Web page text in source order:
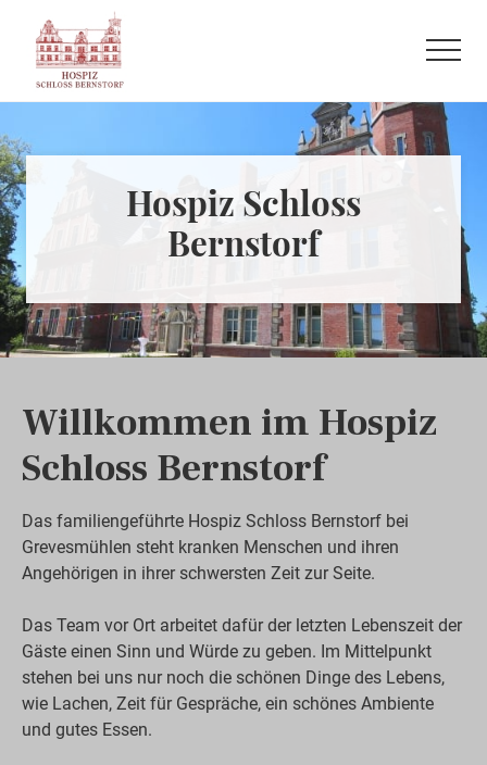
Menu
main
content
primary
sidebar
Refugium
der
letzten
Reise
Menu
Hospiz Schloss
Bernstorf
Willkommen im Hospiz
Schloss Bernstorf
Das familiengeführte Hospiz Schloss Bernstorf bei
Grevesmühlen steht kranken Menschen und ihren
Angehörigen in ihrer schwersten Zeit zur Seite.
Das Team vor Ort arbeitet dafür der letzten Lebenszeit der
Gäste einen Sinn und Würde zu geben. Im Mittelpunkt
stehen bei uns nur noch die schönen Dinge des Lebens,
wie Lachen, Zeit für Gespräche, ein schönes Ambiente
und gutes Essen.